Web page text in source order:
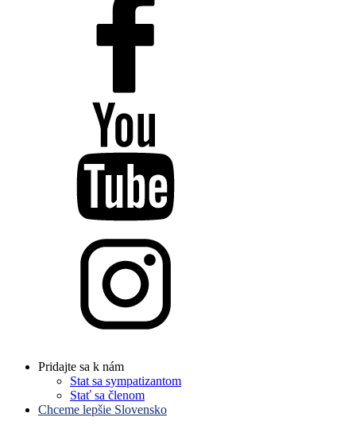
Pridajte sa k nám
Stat sa sympatizantom
Stať sa členom
Chceme lepšie Slovensko